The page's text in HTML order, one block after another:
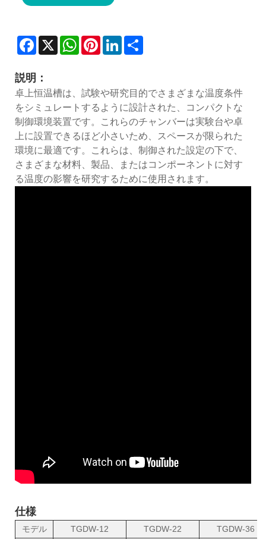
Facebook
X WhatsAppPinterestLinkedIn
説明：
卓上恒温槽は、試験や研究目的でさまざまな温度条件
をシミュレートするように設計された、コンパクトな
制御環境装置です。これらのチャンバーは実験台や卓
上に設置できるほど小さいため、スペースが限られた
環境に最適です。これらは、制御された設定の下で、
さまざまな材料、製品、またはコンポーネントに対す
る温度の影響を研究するために使用されます。
仕様
モデル TGDW-12 TGDW-22
TGDW-36